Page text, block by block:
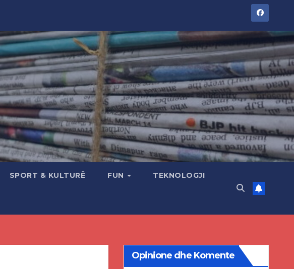
SPORT & KULTURË FUN TEKNOLOGJI
Opinione dhe Komente